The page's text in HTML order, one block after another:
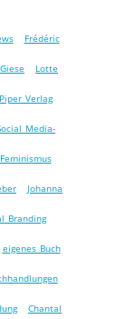
Frédéric
Lotte
Piper Verlag
Media-
Feminismus
Johanna
Branding
eigenes Buch
Chantal